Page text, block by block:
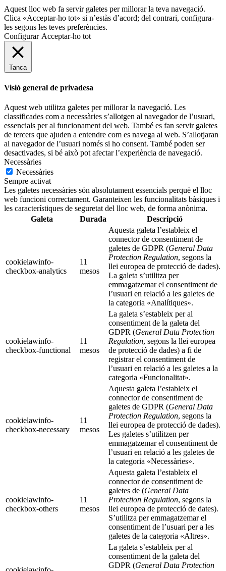
Aquest lloc web fa servir galetes per millorar la teva navegació.
Clica «Acceptar-ho tot» si n’estàs d’acord; del contrari, configura-
les segons les teves preferències.
Configurar Acceptar-ho tot
Tanca
Visió general de privadesa
Aquest web utilitza galetes per millorar la navegació. Les
classificades com a necessàries s’allotgen al navegador de l’usuari,
essencials per al funcionament del web. També es fan servir galetes
de tercers que ajuden a entendre com es navega al web. S’allotjaran
al navegador de l’usuari només si ho consent. També poden ser
desactivades, si bé això pot afectar l’experiència de navegació.
Necessàries
Necessàries
Sempre activat
Les galetes necessàries són absolutament essencials perquè el lloc
web funcioni correctament. Garanteixen les funcionalitats bàsiques i
les característiques de seguretat del lloc web, de forma anònima.
Galeta
Durada Descripció
cookielawinfo-
checkbox-analytics
11
mesos
Aquesta galeta l’estableix el
connector de consentiment de
galetes de GDPR (General Data
Protection Regulation, segons la
llei europea de protecció de dades).
La galeta s’utilitza per
emmagatzemar el consentiment de
l’usuari en relació a les galetes de
la categoria «Analítiques».
cookielawinfo-
checkbox-functional
11
mesos
La galeta s’estableix per al
consentiment de la galeta del
GDPR (General Data Protection
Regulation, segons la llei europea
de protecció de dades) a fi de
registrar el consentiment de
l’usuari en relació a les galetes a la
categoria «Funcionalitat».
cookielawinfo-
checkbox-necessary
11
mesos
Aquesta galeta l’estableix el
connector de consentiment de
galetes de GDPR (General Data
Protection Regulation, segons la
llei europea de protecció de dades).
Les galetes s’utilitzen per
emmagatzemar el consentiment de
l’usuari en relació a les galetes de
la categoria «Necessàries».
cookielawinfo-
checkbox-others
11
mesos
Aquesta galeta l’estableix el
connector de consentiment de
galetes de (General Data
Protection Regulation, segons la
llei europea de protecció de dates).
S’utilitza per emmagatzemar el
consentiment de l’usuari per a les
galetes de la categoria «Altres».
La galeta s’estableix per al
consentiment de la galeta del
GDPR (General Data Protection